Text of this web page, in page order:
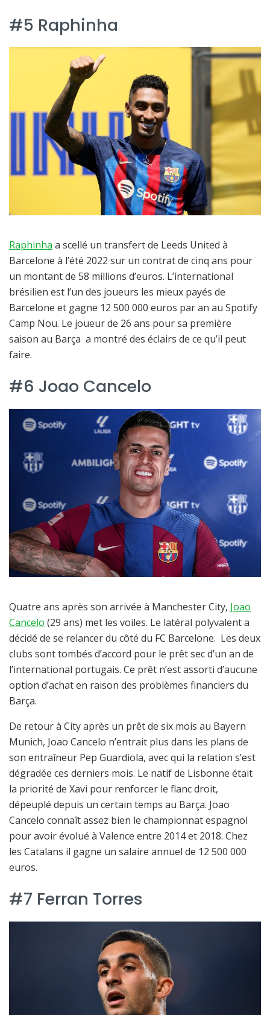
#5 Raphinha
Raphinha a scellé un transfert de Leeds United à
Barcelone à l’été 2022 sur un contrat de cinq ans pour
un montant de 58 millions d’euros. L’international
brésilien est l’un des joueurs les mieux payés de
Barcelone et gagne 12 500 000 euros par an au Spotify
Camp Nou. Le joueur de 26 ans pour sa première
saison au Barça a montré des éclairs de ce qu’il peut
faire.
#6 Joao Cancelo
Quatre ans après son arrivée à Manchester City, Joao
Cancelo (29 ans) met les voiles. Le latéral polyvalent a
décidé de se relancer du côté du FC Barcelone. Les deux
clubs sont tombés d’accord pour le prêt sec d’un an de
l’international portugais. Ce prêt n’est assorti d’aucune
option d’achat en raison des problèmes financiers du
Barça.
De retour à City après un prêt de six mois au Bayern
Munich, Joao Cancelo n’entrait plus dans les plans de
son entraîneur Pep Guardiola, avec qui la relation s’est
dégradée ces derniers mois. Le natif de Lisbonne était
la priorité de Xavi pour renforcer le flanc droit,
dépeuplé depuis un certain temps au Barça. Joao
Cancelo connaît assez bien le championnat espagnol
pour avoir évolué à Valence entre 2014 et 2018. Chez
les Catalans il gagne un salaire annuel de 12 500 000
euros.
#7 Ferran Torres